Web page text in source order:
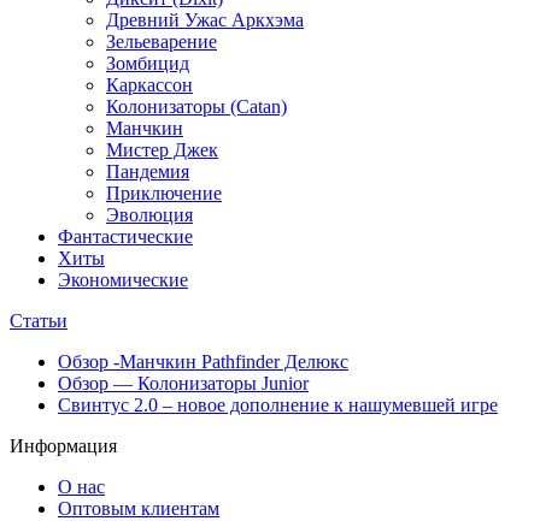
Древний Ужас Аркхэма
Зельеварение
Зомбицид
Каркассон
Колонизаторы (Catan)
Манчкин
Мистер Джек
Пандемия
Приключение
Эволюция
Фантастические
Хиты
Экономические
Статьи
Обзор -Манчкин Pathfinder Делюкс
Обзор — Колонизаторы Junior
Свинтус 2.0 – новое дополнение к нашумевшей игре
Информация
О нас
Оптовым клиентам